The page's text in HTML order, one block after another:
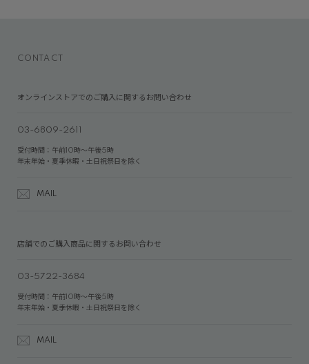
CONTACT
オンラインストアでのご購入に関するお問い合わせ
03-6809-2611
受付時間：午前10時～午後5時
年末年始・夏季休暇・土日祝祭日を除く
MAIL
店舗でのご購入商品に関するお問い合わせ
03-5722-3684
受付時間：午前10時～午後5時
年末年始・夏季休暇・土日祝祭日を除く
MAIL